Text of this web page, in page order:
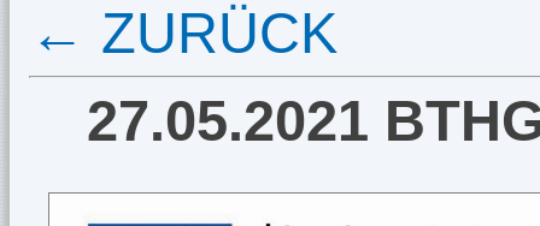
← ZURÜCK
27.05.2021